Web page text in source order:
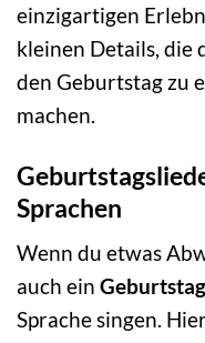
einzigartigen
kleinen Details, die
den Geburtstag zu
machen.
Sprachen
Wenn du etwas
auch ein
Sprache singen.